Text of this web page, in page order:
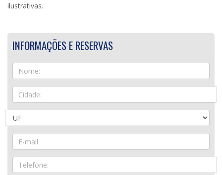
ilustrativas.
INFORMAÇÕES E RESERVAS